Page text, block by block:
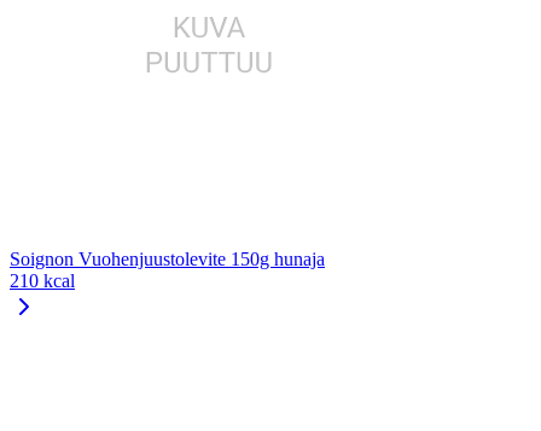
Soignon Vuohenjuustolevite 150g hunaja
210 kcal